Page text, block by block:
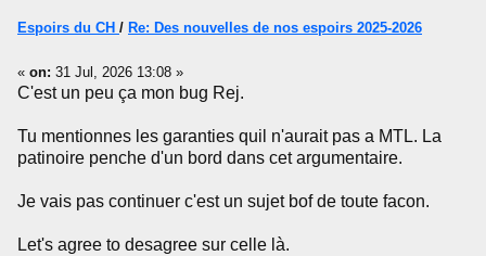
Espoirs du CH / Re: Des nouvelles de nos espoirs 2025-2026
« on: 31 Jul, 2026 13:08 »
C'est un peu ça mon bug Rej.
Tu mentionnes les garanties quil n'aurait pas a MTL. La
patinoire penche d'un bord dans cet argumentaire.
Je vais pas continuer c'est un sujet bof de toute facon.
Let's agree to desagree sur celle là.